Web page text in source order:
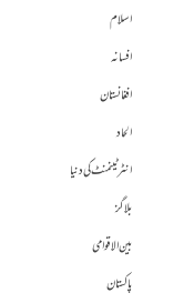
اسلام
افسانہ
افغانستان
الحاد
انٹرٹینمنٹ کی دنیا
بلاگز
بین الاقوامی
پاکستان